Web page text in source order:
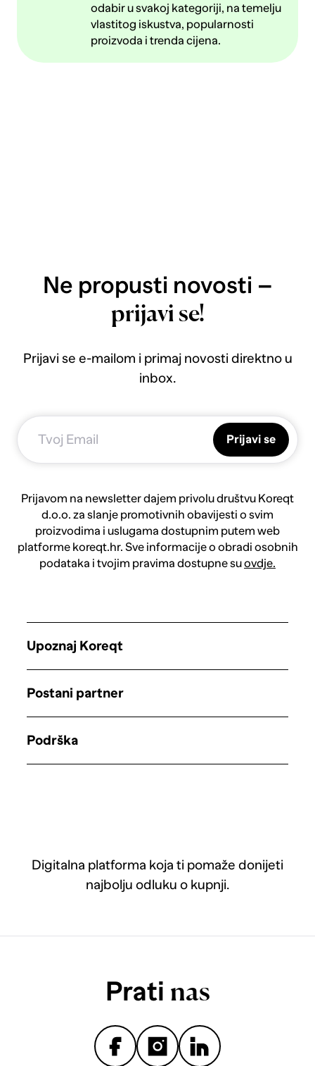
odabir u svakoj kategoriji, na temelju
vlastitog iskustva, popularnosti
proizvoda i trenda cijena.
Ne propusti novosti –
prijavi se!
Prijavi se e-mailom i primaj novosti direktno u
inbox.
Prijavi se
Prijavom na newsletter dajem privolu društvu Koreqt
d.o.o. za slanje promotivnih obavijesti o svim
proizvodima i uslugama dostupnim putem web
platforme koreqt.hr. Sve informacije o obradi osobnih
podataka i tvojim pravima dostupne suovdje.
Digitalna platforma koja ti pomaže donijeti
najbolju odluku o kupnji.
Upoznaj Koreqt
Postani partner
Podrška
Prati nas